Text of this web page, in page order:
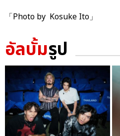
「Photo by Kosuke Ito」
อัลบั้มรูป